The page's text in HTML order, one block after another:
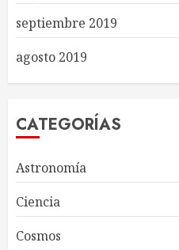
septiembre 2019
agosto 2019
CATEGORÍAS
Astronomía
Ciencia
Cosmos